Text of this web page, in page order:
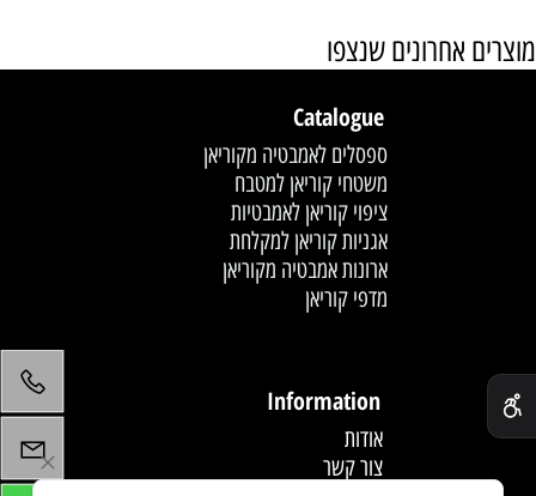
מוצרים אחרונים שנצפו
Catalogue
ספסלים לאמבטיה מקוריאן
משטחי קוריאן למטבח
ציפוי קוריאן לאמבטיות
אגניות קוריאן למקלחת
ארונות אמבטיה מקוריאן
מדפי קוריאן
Information
אודות
צור קשר